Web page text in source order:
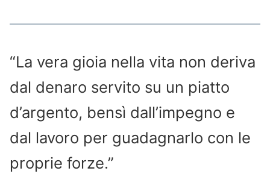
“La vera gioia nella vita non deriva
dal denaro servito su un piatto
d’argento, bensì dall’impegno e
dal lavoro per guadagnarlo con le
proprie forze.”